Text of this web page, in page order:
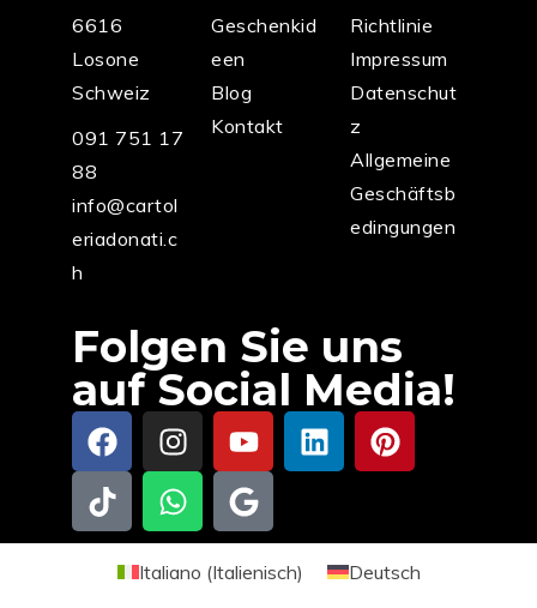
6616
Losone
Schweiz
091 751 17
88
info@cartol
eriadonati.c
h
Geschenkid
een
Blog
Kontakt
Richtlinie
Impressum
Datenschut
z
Allgemeine
Geschäftsb
edingungen
Folgen Sie uns
auf Social Media!
Italiano (Italienisch) Deutsch